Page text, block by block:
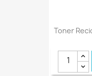
Toner